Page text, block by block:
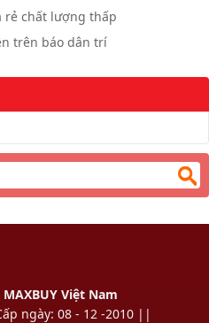
rẻ chất lượng thấp
trên báo dân trí
Việt Nam
ngày: 08 - 12 -2010 ||